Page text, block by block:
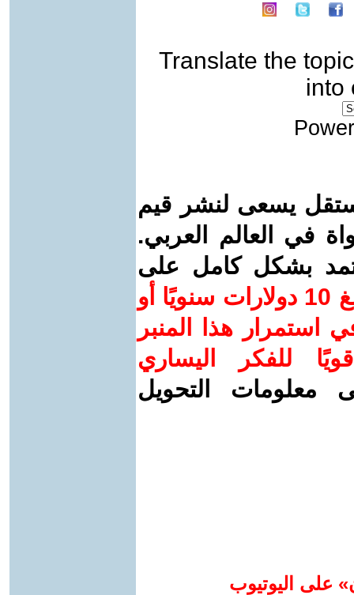
Translate the topic
into
يسعى لنشر قيم
في العالم العربي.
بشكل كامل على
ساهم/ي معنا! بدعمكم بمبلغ 10 دولارات سنويًا أو
استمرار هذا المنبر
للفكر اليساري
معلومات التحويل
على اليوتيوب